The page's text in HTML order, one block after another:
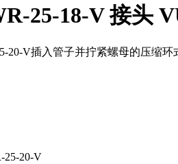
25-18-V 接头
20-V插入管子并拧紧螺母的压缩
20-V